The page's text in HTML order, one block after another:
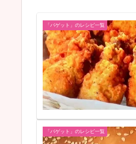
「バゲット」のレシピ一覧
「バゲット」のレシピ一覧